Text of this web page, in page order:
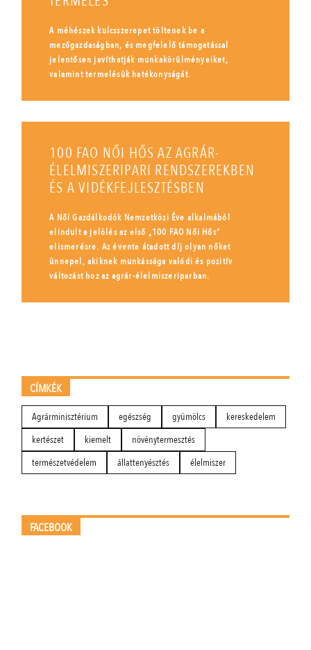
A méhészek kulcsszerepet töltenek be a
mezőgazdaságban, és megfelelő támogatással
jelentősen javíthatják munkakörülményeiket,
valamint termelésük hatékonyságát.
100 FAO NŐI HŐS AZ AGRÁR-
ÉLELMISZERIPARI RENDSZEREKBEN
ÉS A VIDÉKFEJLESZTÉSBEN
A Női Gazdálkodók Nemzetközi Éve alkalmából
elindult a jelölés az első „100 FAO Női Hős”
elismerésre. Az évente átadott díj olyan nőket
ünnepel, akiknek munkássága valódi és pozitív
változást hoz az agrár-élelmiszeriparban.
CÍMKÉK
Agrárminisztérium egészség gyümölcs
kereskedelem
kertészet
kiemelt
növénytermesztés
természetvédelem
állattenyésztés élelmiszer
FACEBOOK